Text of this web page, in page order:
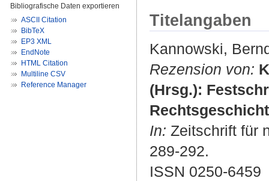
Bibliografische Daten exportieren
ASCII Citation
BibTeX
EP3 XML
EndNote
HTML Citation
Multiline CSV
Reference Manager
Titelangaben
Kannowski,
Rezension von:
(Hrsg.):
In: Zeitschrift für
289-292.
ISSN 0250-6459